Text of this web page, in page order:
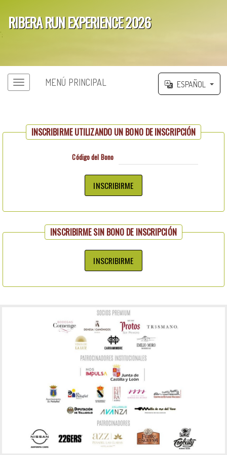
RIBERA RUN EXPERIENCE 2026
';
MENÚ PRINCIPAL ESPAÑOL
INSCRIBIRME UTILIZANDO UN BONO DE INSCRIPCIÓN
Código del Bono
INSCRIBIRME SIN BONO DE INSCRIPCIÓN